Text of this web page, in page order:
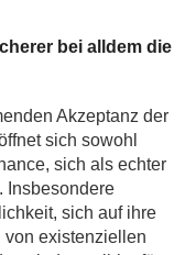
bei alldem die
Akzeptanz der
sich sowohl
sich als echter
Insbesondere
sich auf ihre
von existenziellen